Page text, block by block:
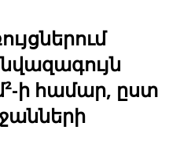
ի համար, ըստ